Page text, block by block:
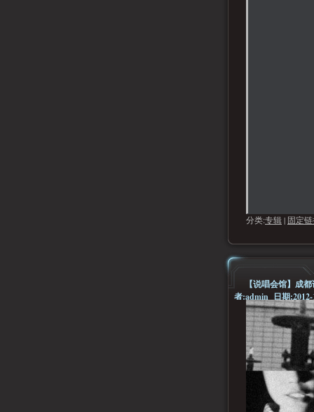
分类:专辑| 固定
【说唱会馆】成
者:admin 日期:2012-